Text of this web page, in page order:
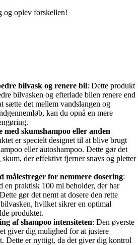
og oplev forskellen!
bilvask og renere bil: Dette produkt
bilvasken og efterlade bilen renere end
sætte det mellem vandslangen og
kan du opnå en mere
med skumshampoo eller anden
er specielt designet til at blive brugt
eller autoshampoo. Dette gør det
der effektivt fjerner snavs og pletter
målestreger for nemmere dosering:
en praktisk 100 ml beholder, der har
gør det nemt at dosere den rette
hvilket sikrer en optimal
produktet.
af shampoo intensiteten: Den øverste
giver dig mulighed for at justere
Dette er nyttigt, da det giver dig kontrol